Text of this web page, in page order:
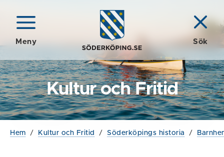
Meny Sök
Kultur och Fritid
Hem / Kultur och Fritid / Söderköpings historia /